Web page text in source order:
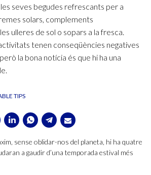
les seves begudes refrescants per a
solars, complements
ulleres de sol o sopars a la fresca.
tenen conseqüències negatives
la bona notícia és que hi ha una
TIPS
sense oblidar-nos del planeta, hi ha quatre
a gaudir d’una temporada estival més